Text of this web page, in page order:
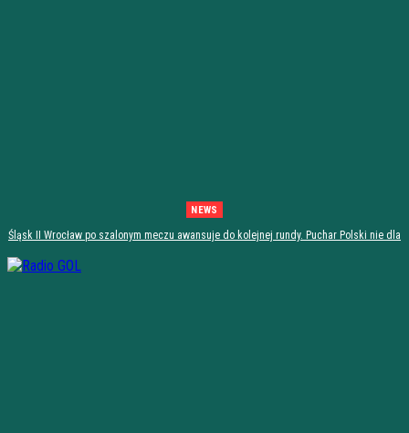
NEWS
Śląsk II Wrocław po szalonym meczu awansuje do kolejnej rundy. Puchar Polski nie dla